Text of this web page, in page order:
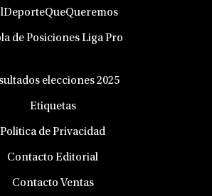
de Posiciones Liga Pro
elecciones 2025
Etiquetas
Politica de Privacidad
Contacto Editorial
Contacto Ventas